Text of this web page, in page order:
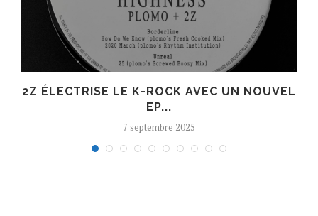
2Z ÉLECTRISE LE K-ROCK AVEC UN NOUVEL
EP...
7 septembre 2025